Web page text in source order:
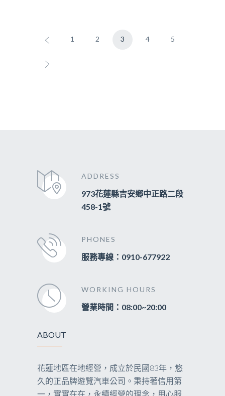
1 2 3 4 5
ADDRESS
973花蓮縣吉安鄉中正路二段
458-1號
PHONES
服務專線：0910-677922
WORKING HOURS
營業時間：08:00~20:00
ABOUT
花蓮地區在地經營，成立於民國83年，悠
久的正品牌遊覽汽車公司。秉持著信用第
一，實實在在，永續經營的理念，用心服